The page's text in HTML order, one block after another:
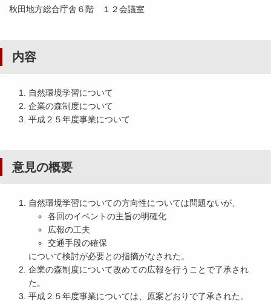
秋田地方総合庁舎６階 １２会議室
内容
自然環境学習について
企業の森制度について
平成２５年度事業について
意見の概要
自然環境学習についての方向性については問題ないが、
各回のイベントの主旨の明確化
広報の工夫
交通手段の確保
について検討が必要との指摘がなされた。
企業の森制度について改めての広報を行うことで了承され
た。
平成２５年度事業については、原案どおりで了承された。